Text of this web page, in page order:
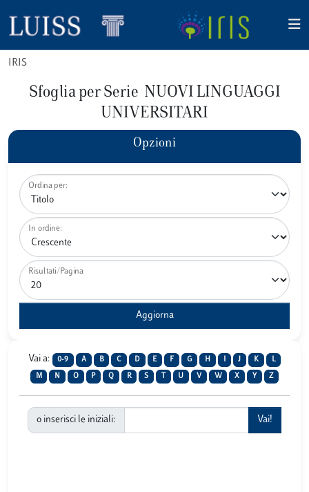
IRIS
Sfoglia per Serie NUOVI LINGUAGGI
UNIVERSITARI
Opzioni
Ordina per:
In ordine:
Risultati/Pagina
Vai a: 0-9 A B C D E F G H J K L
M N O P Q R S U V W X Y Z
o inserisci le iniziali: